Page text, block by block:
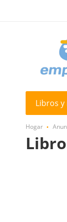
Libros
Hogar